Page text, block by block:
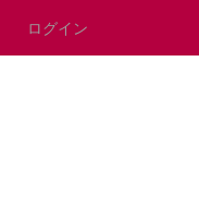
ログイン